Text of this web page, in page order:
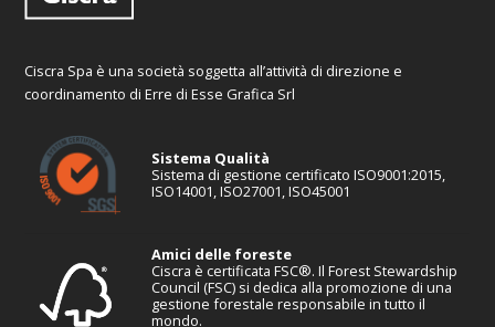
Ciscra Spa è una società soggetta all’attività di direzione e
coordinamento di Erre di Esse Grafica Srl
Sistema Qualità
Sistema di gestione certificato ISO9001:2015,
ISO14001, ISO27001, ISO45001
Amici delle foreste
Ciscra è certificata FSC®. Il Forest Stewardship
Council (FSC) si dedica alla promozione di una
gestione forestale responsabile in tutto il
mondo.